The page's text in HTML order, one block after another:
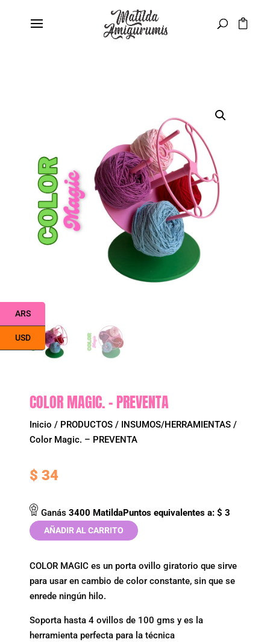
COLOR MAGIC. – PREVENTA
Inicio / PRODUCTOS / INSUMOS/HERRAMIENTAS /
Color Magic. – PREVENTA
$ 34
Ganás3400 MatildaPuntos equivalentes a:$ 3
AÑADIR AL CARRITO
COLOR MAGIC es un porta ovillo giratorio que sirve
para usar en cambio de color constante, sin que se
enrede ningún hilo.
Soporta hasta 4 ovillos de 100 gms y es la
herramienta perfecta para la técnica
ARS
USD